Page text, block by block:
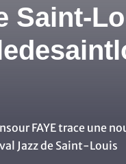
Saint-
FAYE trace une
Jazz de Saint-Louis